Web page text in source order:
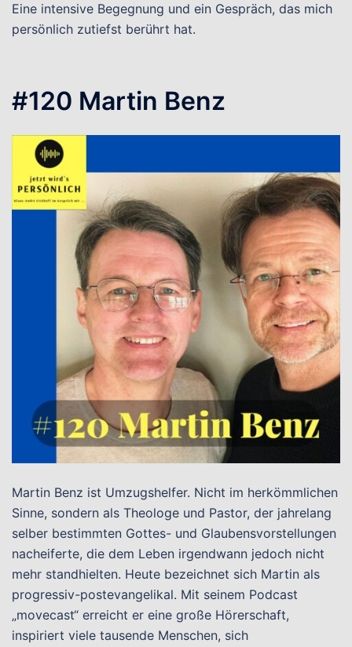
Eine intensive Begegnung und ein Gespräch, das mich
persönlich zutiefst berührt hat.
#120 Martin Benz
Martin Benz ist Umzugshelfer. Nicht im herkömmlichen
Sinne, sondern als Theologe und Pastor, der jahrelang
selber bestimmten Gottes- und Glaubensvorstellungen
nacheiferte, die dem Leben irgendwann jedoch nicht
mehr standhielten. Heute bezeichnet sich Martin als
progressiv-postevangelikal. Mit seinem Podcast
„movecast“ erreicht er eine große Hörerschaft,
inspiriert viele tausende Menschen, sich